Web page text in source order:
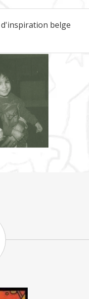
d'inspiration belge